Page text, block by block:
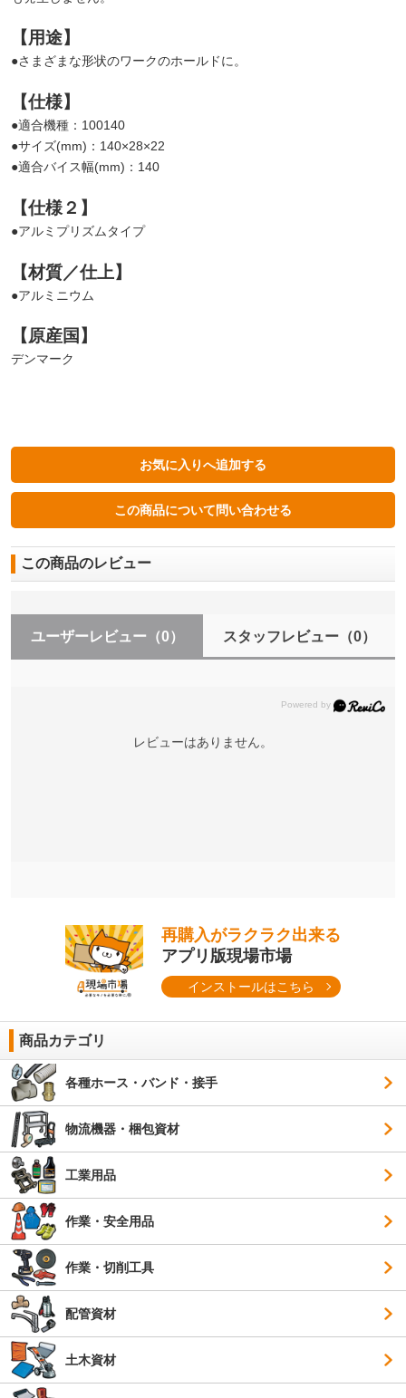
【用途】
●さまざまな形状のワークのホールドに。
【仕様】
●適合機種：100140
●サイズ(mm)：140×28×22
●適合バイス幅(mm)：140
【仕様２】
●アルミプリズムタイプ
【材質／仕上】
●アルミニウム
【原産国】
デンマーク
この商品のレビュー
ユーザーレビュー （0） スタッフレビュー（0）
レビューはありません。
再購入がラクラク出来る
アプリ版現場市場
インストールはこちら
商品カテゴリ
各種ホース・バンド・接手
物流機器・梱包資材
工業用品
作業・安全用品
作業・切削工具
配管資材
土木資材